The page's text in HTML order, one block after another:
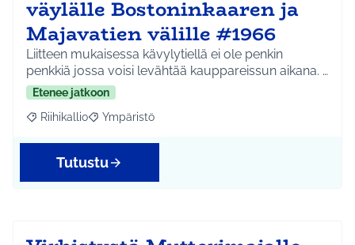
väylälle Bostoninkaaren ja
Majavatien välille #1966
Liitteen mukaisessa kävylytiellä ei ole penkin
penkkiä jossa voisi levähtää kauppareissun aikana. …
Etenee jatkoon
Rajaa tulokset aihepiirin mukaan: Riihikallio
Riihikallio Rajaa tulokset teeman mukaan: Ympäristö
Ympäristö
Tutustu